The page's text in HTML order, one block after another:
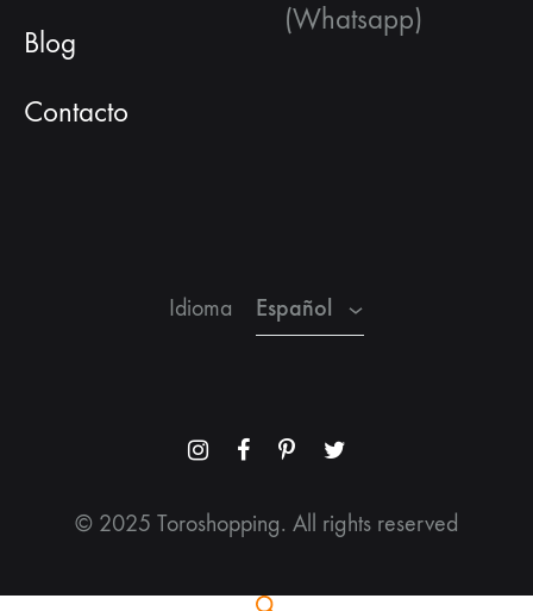
Blog
Contacto
(Whatsapp)
MenuMenuMenuMenu
© 2025 Toroshopping. All rights reserved
Idioma Español